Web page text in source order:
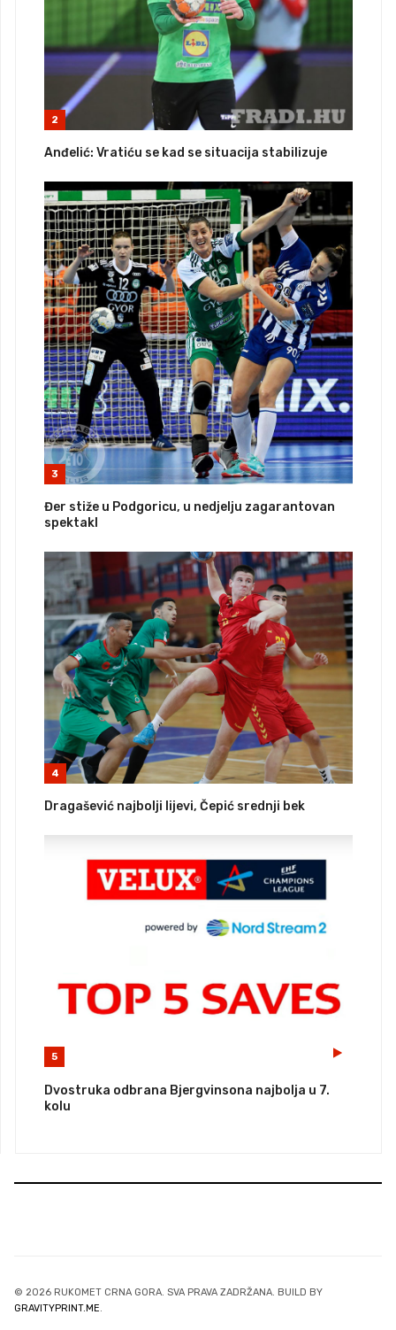
2
Anđelić: Vratiću se kad se situacija stabilizuje
3
Đer stiže u Podgoricu, u nedjelju zagarantovan
spektakl
4
Dragašević najbolji lijevi, Čepić srednji bek
5
Dvostruka odbrana Bjergvinsona najbolja u 7.
kolu
© 2026 RUKOMET CRNA GORA. SVA PRAVA ZADRŽANA. BUILD BY
GRAVITYPRINT.ME.